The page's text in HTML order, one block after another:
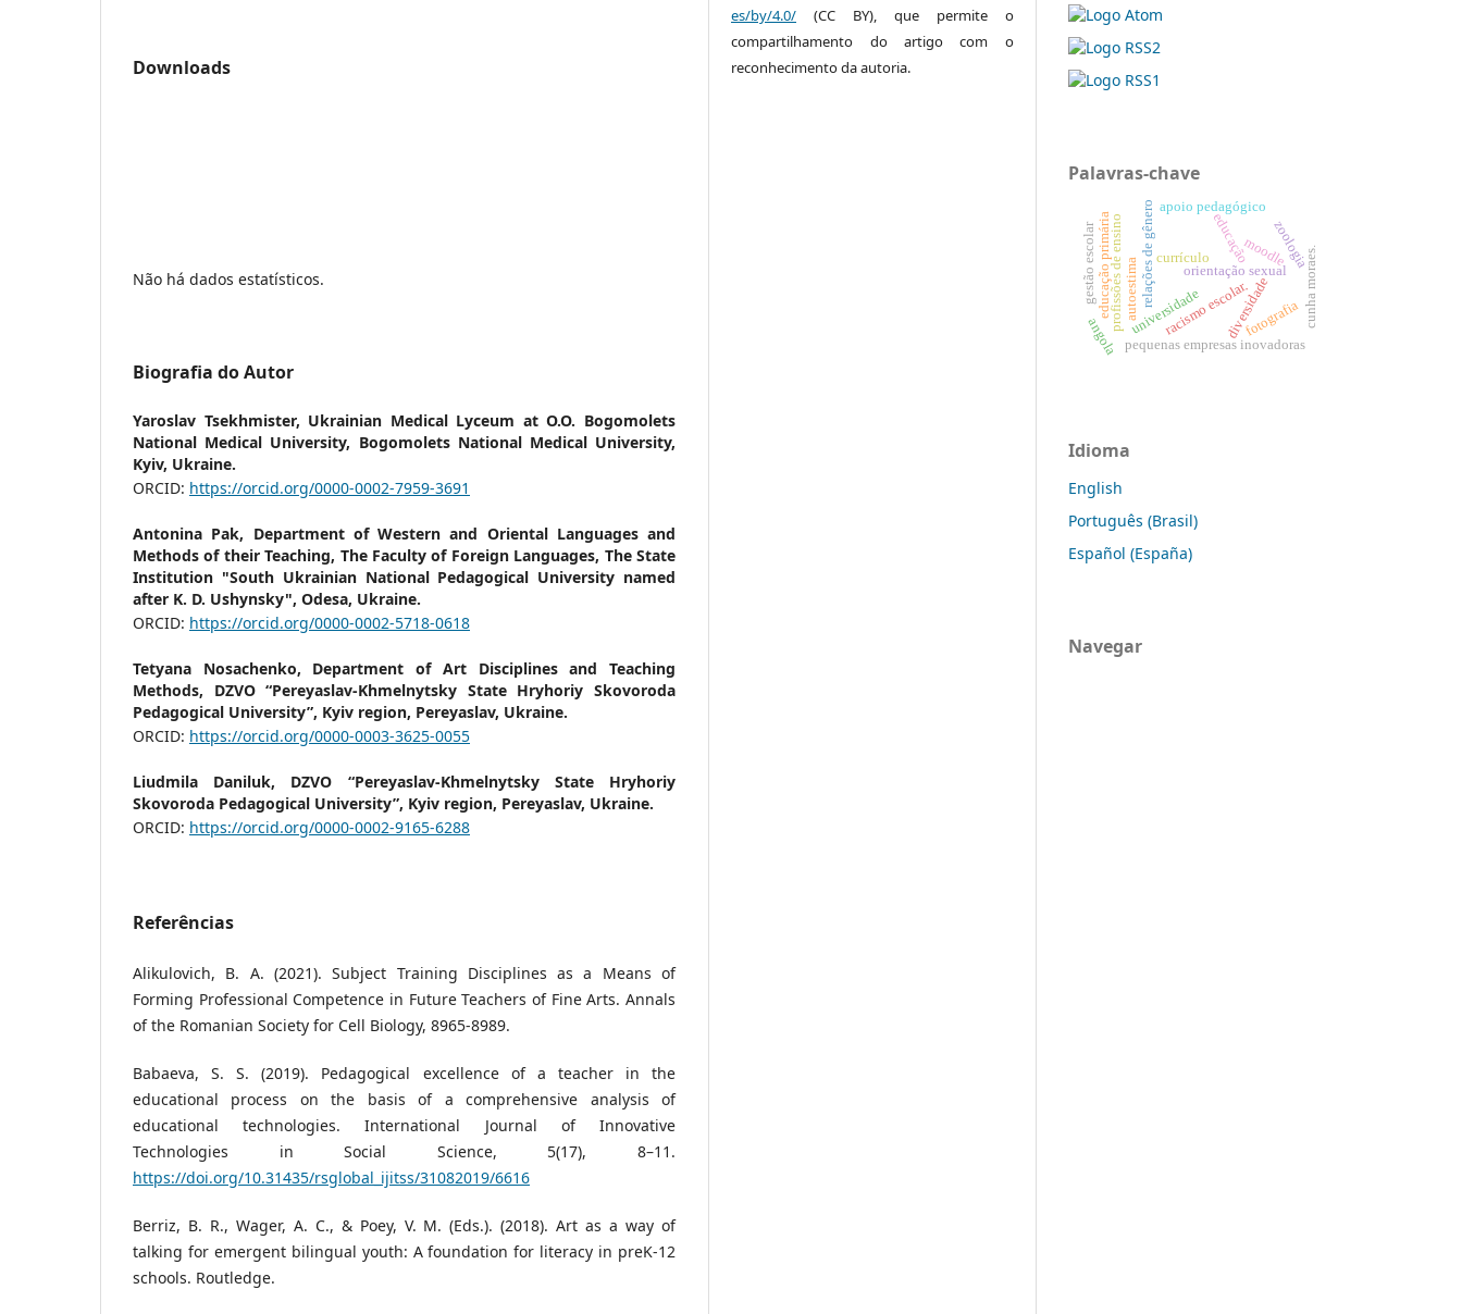
Downloads
Não há dados estatísticos.
Biografia do Autor
Yaroslav Tsekhmister, Ukrainian Medical Lyceum at O.O. Bogomolets
National Medical University, Bogomolets National Medical University,
Kyiv, Ukraine.
ORCID: https://orcid.org/0000-0002-7959-3691
Antonina Pak, Department of Western and Oriental Languages and
Methods of their Teaching, The Faculty of Foreign Languages, The State
Institution "South Ukrainian National Pedagogical University named
after K. D. Ushynsky", Odesa, Ukraine.
ORCID: https://orcid.org/0000-0002-5718-0618
Tetyana Nosachenko, Department of Art Disciplines and Teaching
Methods, DZVO “Pereyaslav-Khmelnytsky State Hryhoriy Skovoroda
Pedagogical University”, Kyiv region, Pereyaslav, Ukraine.
ORCID: https://orcid.org/0000-0003-3625-0055
Liudmila Daniluk, DZVO “Pereyaslav-Khmelnytsky State Hryhoriy
Skovoroda Pedagogical University”, Kyiv region, Pereyaslav, Ukraine.
ORCID: https://orcid.org/0000-0002-9165-6288
Referências
Alikulovich, B. A. (2021). Subject Training Disciplines as a Means of
Forming Professional Competence in Future Teachers of Fine Arts. Annals
of the Romanian Society for Cell Biology, 8965-8989.
Babaeva, S. S. (2019). Pedagogical excellence of a teacher in the
educational process on the basis of a comprehensive analysis of
educational technologies. International Journal of Innovative
Technologies in Social Science, 5(17), 8–11.
https://doi.org/10.31435/rsglobal_ijitss/31082019/6616
Berriz, B. R., Wager, A. C., & Poey, V. M. (Eds.). (2018). Art as a way of
talking for emergent bilingual youth: A foundation for literacy in preK-12
schools. Routledge.
es/by/4.0/ (CC BY), que permite o
compartilhamento do artigo com o
reconhecimento da autoria.
Palavras-chave
educação
diversidade
orientação sexual
relações de gênero
universidade
pequenas empresas inovadoras
apoio pedagógico
profissões de ensino currículo zoologia
racismo escolar.fotografia
angola
cunha moraes.
moodle
autoestima
educação primária
gestão escolar
Idioma
English
Português (Brasil)
Español (España)
Navegar